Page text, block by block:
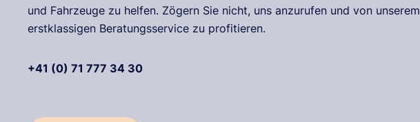
und Fahrzeuge zu helfen. Zögern Sie nicht, uns anzurufen und von unserem
erstklassigen Beratungsservice zu profitieren.
+41 (0) 71 777 34 30